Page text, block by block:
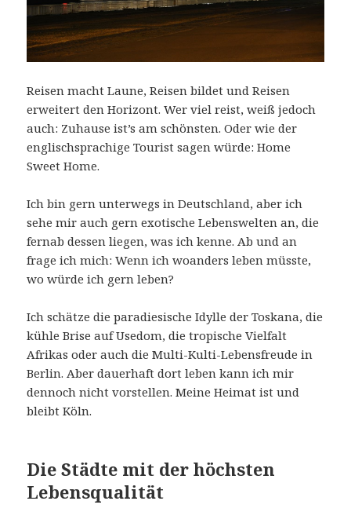
Reisen macht Laune, Reisen bildet und Reisen
erweitert den Horizont. Wer viel reist, weiß jedoch
auch: Zuhause ist’s am schönsten. Oder wie der
englischsprachige Tourist sagen würde: Home
Sweet Home.
Ich bin gern unterwegs in Deutschland, aber ich
sehe mir auch gern exotische Lebenswelten an, die
fernab dessen liegen, was ich kenne. Ab und an
frage ich mich: Wenn ich woanders leben müsste,
wo würde ich gern leben?
Ich schätze die paradiesische Idylle der Toskana, die
kühle Brise auf Usedom, die tropische Vielfalt
Afrikas oder auch die Multi-Kulti-Lebensfreude in
Berlin. Aber dauerhaft dort leben kann ich mir
dennoch nicht vorstellen. Meine Heimat ist und
bleibt Köln.
Die Städte mit der höchsten
Lebensqualität